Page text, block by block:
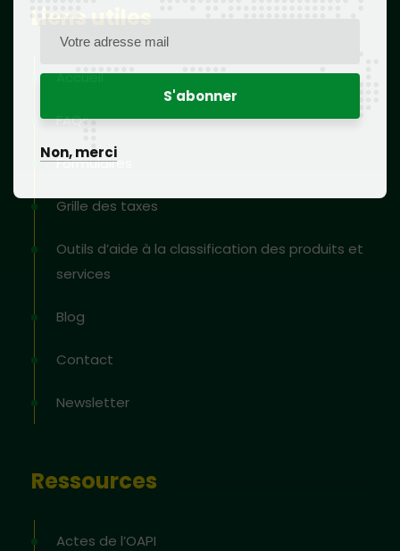
Liens utiles
Accueil
FAQs
Formulaires
Grille des taxes
Outils d’aide à la classification des produits et
services
Blog
Contact
Newsletter
Ressources
Actes de l’OAPI
Non, merci